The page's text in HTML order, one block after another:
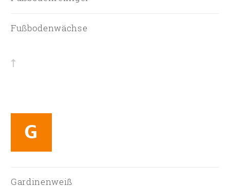
Fußbodenwächse
G
Gardinenweiß